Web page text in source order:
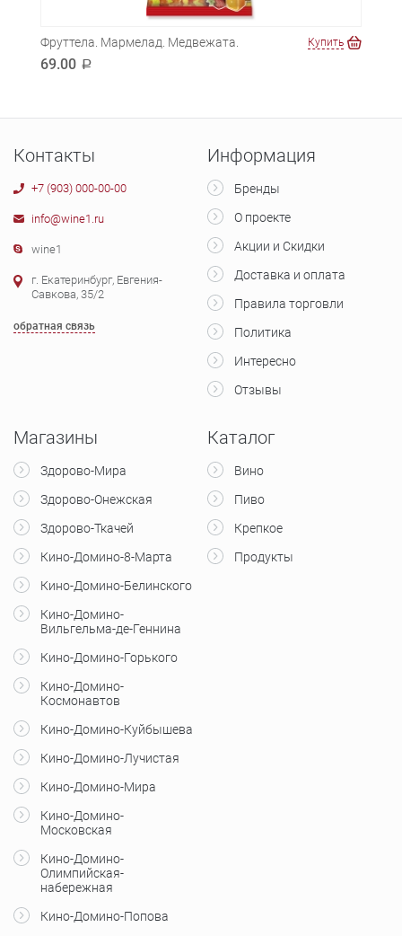
Фруттела. Мармелад. Медвежата.
69.00 a
Купить
Контакты
+7 (903) 000-00-00
info@wine1.ru
wine1
г. Екатеринбург, Евгения-
Савкова, 35/2
обратная связь
Информация
Бренды
О проекте
Акции и Скидки
Доставка и оплата
Правила торговли
Политика
Интересно
Отзывы
Магазины
Здорово-Мира
Здорово-Онежская
Здорово-Ткачей
Кино-Домино-8-Марта
Кино-Домино-Белинского
Кино-Домино-
Вильгельма-де-Геннина
Кино-Домино-Горького
Кино-Домино-
Космонавтов
Кино-Домино-Куйбышева
Кино-Домино-Лучистая
Кино-Домино-Мира
Кино-Домино-
Московская
Кино-Домино-
Олимпийская-
набережная
Кино-Домино-Попова
Каталог
Вино
Пиво
Крепкое
Продукты